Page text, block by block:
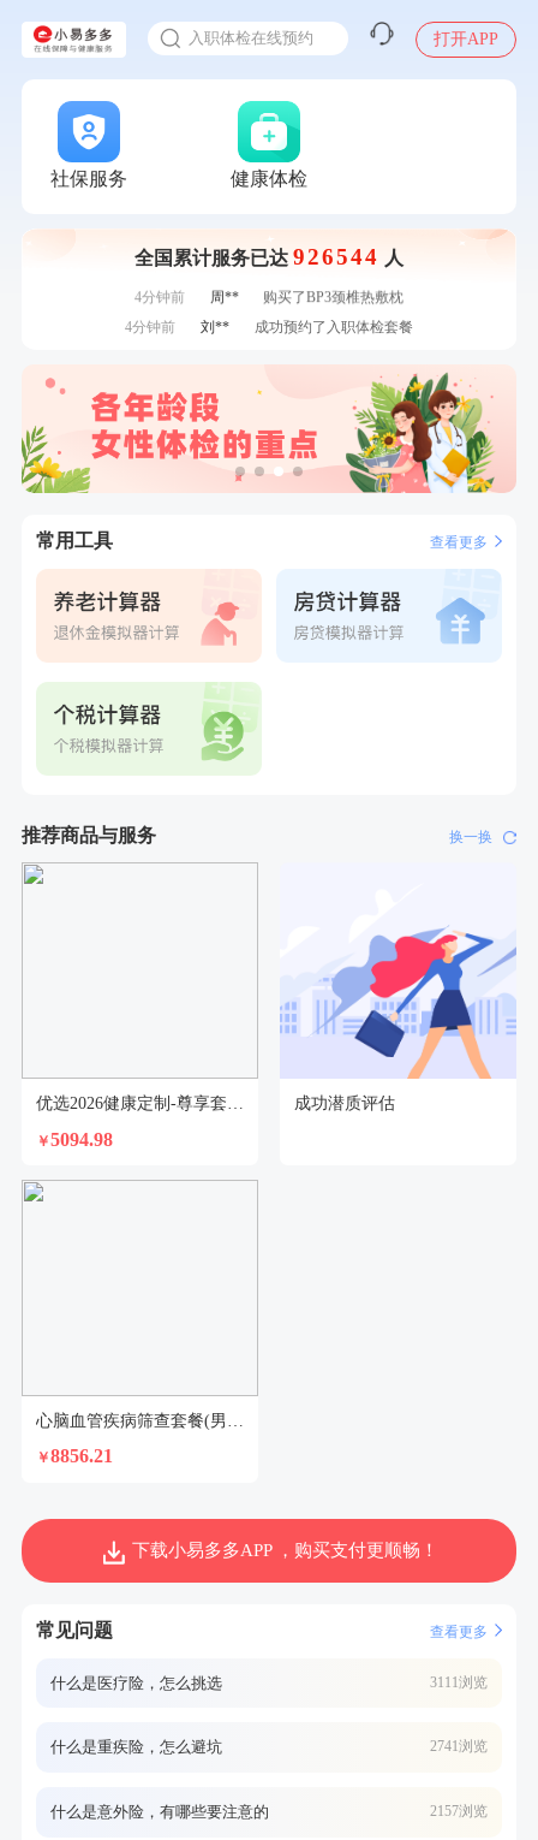
入职体检在线预约
打开APP
社保服务 健康体检
全国累计服务已达 926544 人
7分钟前
姜**
成功预约了女性VIP体检套餐
刚刚
张**
成功预约了心脏病套餐
刚刚
张**
成功预约了心脏病套餐
刚刚
购买了联创雅斯奶锅DF-CP103M
购买了联创雅斯奶锅DF-CP103M
购买了便携式手持小风扇
2分钟前
林**
购买了小熊电烤箱 DKX-F10M6
4分钟前
周**
购买了BP3颈椎热敷枕
4分钟前
刘**
成功预约了入职体检套餐
购买了油米有福B款
7分钟前
何*
购买了K3颈椎按摩仪（浅灰色）
7分钟前
姜**
成功预约了女性VIP体检套餐
成功预约了心脏病套餐
常用工具 查看更多
推荐商品与服务 换一换
￥5094.98
成功潜质评估
￥8856.21
下载小易多多APP ，购买支付更顺畅！
常见问题 查看更多
什么是医疗险，怎么挑选 3111浏览
什么是重疾险，怎么避坑 2741浏览
什么是意外险，有哪些要注意的 2157浏览